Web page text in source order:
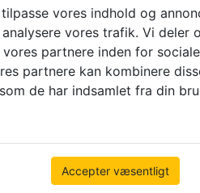
vores indhold og
vores trafik. Vi deler
partnere inden for
partnere kan kombinere
de har indsamlet fra din
Accepter væsentligt
af bånd
Næste skridt